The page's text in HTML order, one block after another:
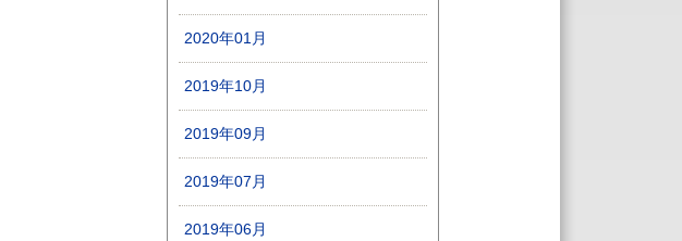
2020年01月
2019年10月
2019年09月
2019年07月
2019年06月